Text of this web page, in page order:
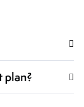
plan?